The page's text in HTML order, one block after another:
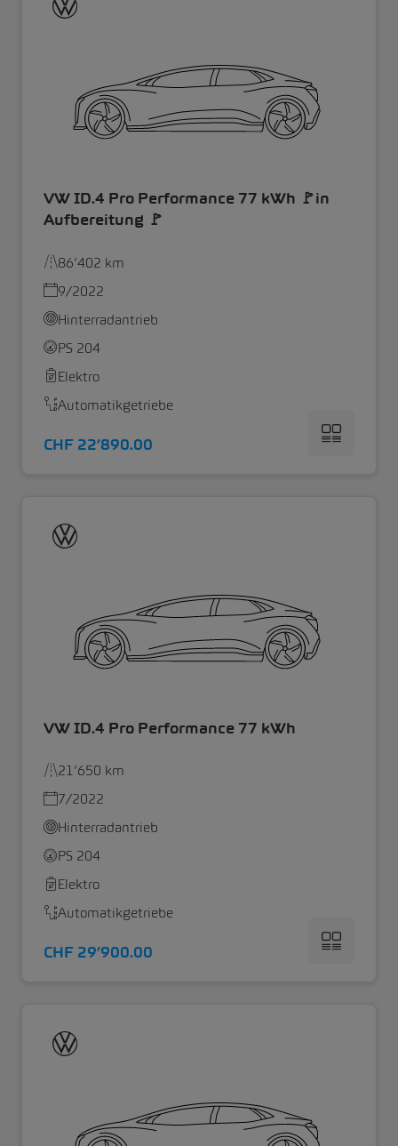
VW ID.4 Pro Performance 77 kWh 🚩in
Aufbereitung 🚩
86’402 km
9/2022
Hinterradantrieb
PS 204
Elektro
Automatikgetriebe
CHF 22’890.00
VW ID.4 Pro Performance 77 kWh
21’650 km
7/2022
Hinterradantrieb
PS 204
Elektro
Automatikgetriebe
CHF 29’900.00